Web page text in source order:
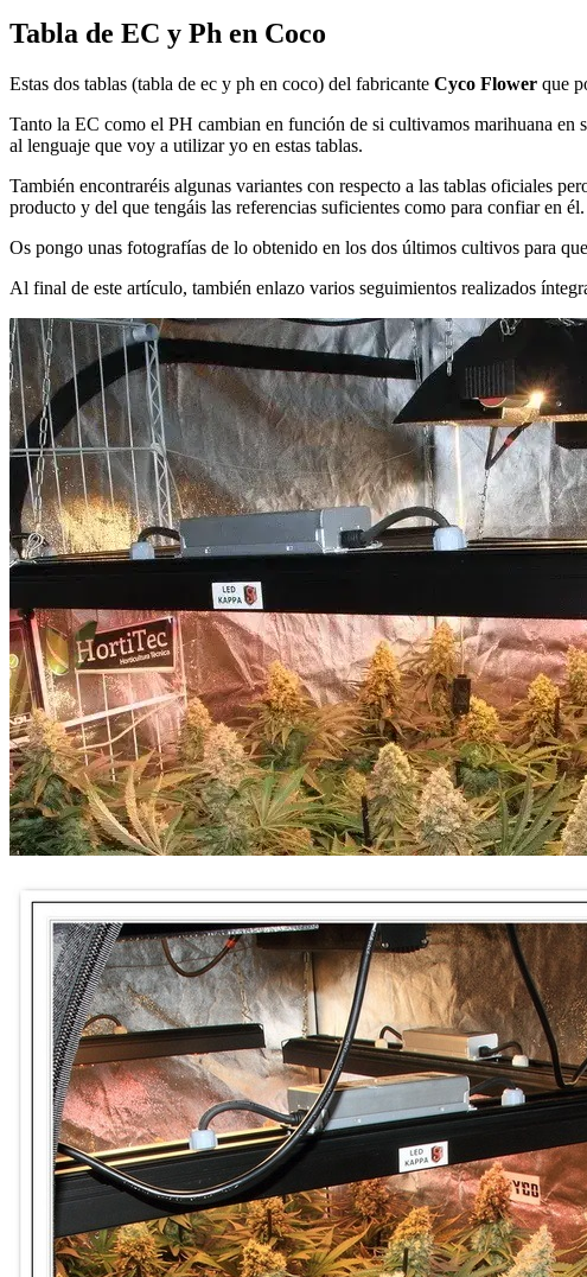
Tabla de EC y Ph en Coco
Estas dos tablas (tabla de ec y ph en coco) del fabricante Cyco Flower que
Tanto la EC como el PH cambian en función de si cultivamos marihuana en
al lenguaje que voy a utilizar yo en estas tablas.
También encontraréis algunas variantes con respecto a las tablas oficiales
producto y del que tengáis las referencias suficientes como para confiar en él.
Os pongo unas fotografías de lo obtenido en los dos últimos cultivos para
Al final de este artículo, también enlazo varios seguimientos realizados